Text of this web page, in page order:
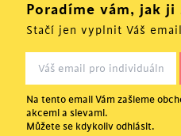
Poradíme vám, jak ji
Stačí jen vyplnit Váš
Na tento email Vám zašleme
akcemi a slevami.
Můžete se kdykoliv odhlásit.